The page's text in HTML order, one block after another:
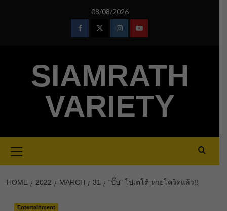
08/08/2026
FacebookTwitterInstagramYoutube
SIAMRATH
VARIETY
Menu
HOME 2022 MARCH 31 “ปั๊บ” โปเตโต้ หายโควิดแล้ว!!
Entertainment